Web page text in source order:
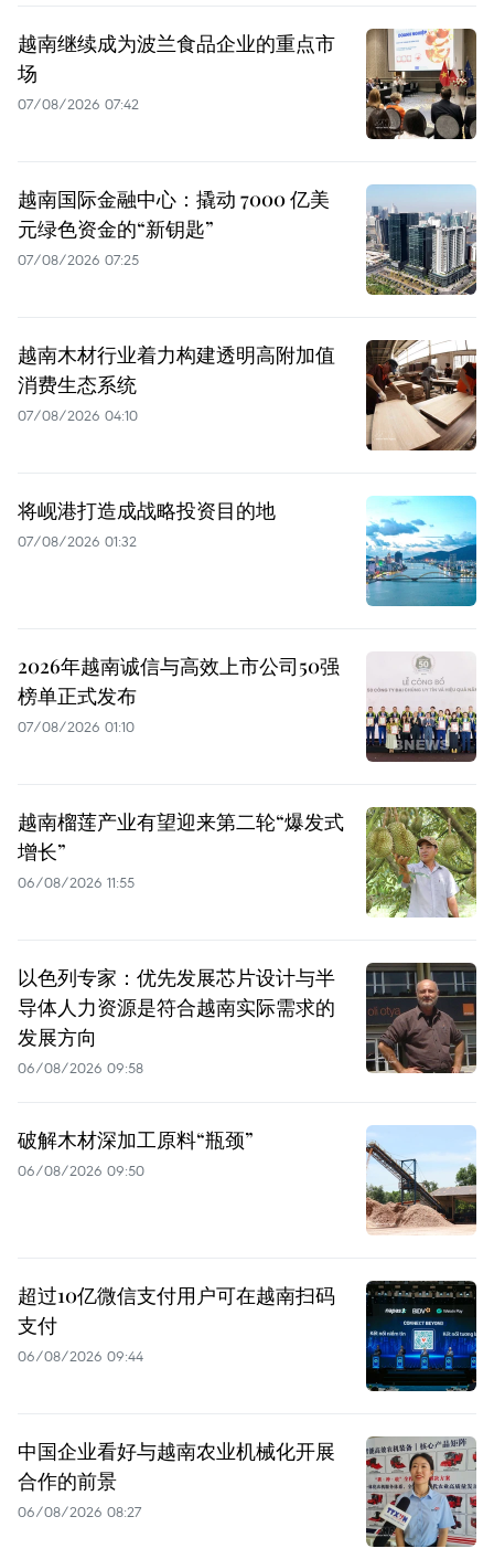
越南继续成为波兰食品企业的重点市
场
07/08/2026 07:42
越南国际金融中心：撬动 7000 亿美
元绿色资金的“新钥匙”
07/08/2026 07:25
越南木材行业着力构建透明高附加值
消费生态系统
07/08/2026 04:10
将岘港打造成战略投资目的地
07/08/2026 01:32
2026年越南诚信与高效上市公司50强
榜单正式发布
07/08/2026 01:10
越南榴莲产业有望迎来第二轮“爆发式
增长”
06/08/2026 11:55
以色列专家：优先发展芯片设计与半
导体人力资源是符合越南实际需求的
发展方向
06/08/2026 09:58
破解木材深加工原料“瓶颈”
06/08/2026 09:50
超过10亿微信支付用户可在越南扫码
支付
06/08/2026 09:44
中国企业看好与越南农业机械化开展
合作的前景
06/08/2026 08:27